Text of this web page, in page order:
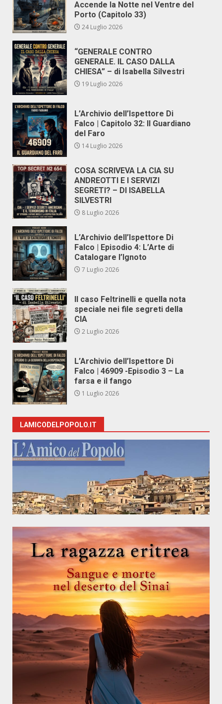
Accende la Notte nel Ventre del
Porto (Capitolo 33)
24 Luglio 2026
“GENERALE CONTRO
GENERALE. IL CASO DALLA
CHIESA” – di Isabella Silvestri
19 Luglio 2026
L’Archivio dell’Ispettore Di
Falco | Capitolo 32: Il Guardiano
del Faro
14 Luglio 2026
COSA SCRIVEVA LA CIA SU
ANDREOTTI E I SERVIZI
SEGRETI? – DI ISABELLA
SILVESTRI
8 Luglio 2026
L’Archivio dell’Ispettore Di
Falco | Episodio 4: L’Arte di
Catalogare l’Ignoto
7 Luglio 2026
Il caso Feltrinelli e quella nota
speciale nei file segreti della
CIA
2 Luglio 2026
L’Archivio dell’Ispettore Di
Falco | 46909 -Episodio 3 – La
farsa e il fango
1 Luglio 2026
LAMICODELPOPOLO.IT